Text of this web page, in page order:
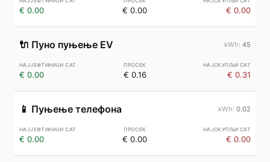
€ 0.00 € 0.00 € 0.00
🔌 Пуно пуњење EV 45
€ 0.00 € 0.16 € 0.31
📱 Пуњење телефона 0.02
€ 0.00 € 0.00 € 0.00